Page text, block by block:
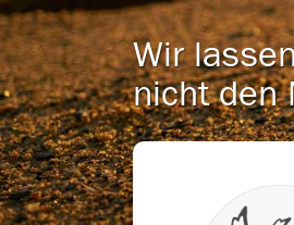
Wir
nicht den